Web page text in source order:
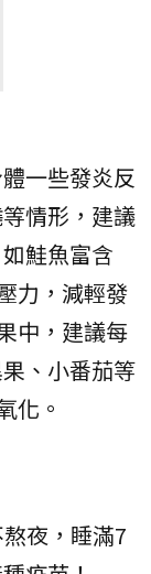
一些發炎反
情形，建議
鮭魚富含
力，減輕發
中，建議每
、小番茄等
化。
夜，睡滿7